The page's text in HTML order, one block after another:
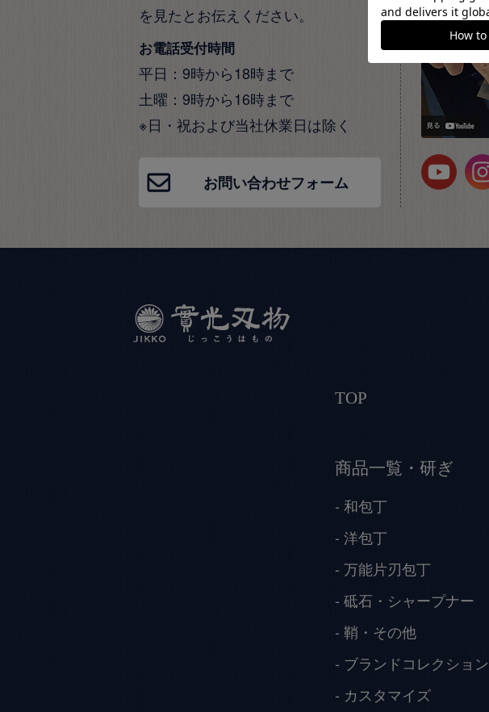
を見たとお伝えください。
お電話受付時間
平日：9時から18時まで
土曜：9時から16時まで
※日・祝および当社休業日は除く
お問い合わせフォーム
TOP
商品一覧・研ぎ
和包丁
洋包丁
万能片刃包丁
砥石・シャープナー
鞘・その他
ブランドコレクション
カスタマイズ